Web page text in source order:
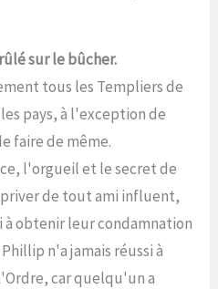
sur le bûcher.
tous les Templiers de
pays, à l'exception de
faire de même.
l'orgueil et le secret de
de tout ami influent,
à obtenir leur condamnation
n'a jamais réussi à
car quelqu'un a